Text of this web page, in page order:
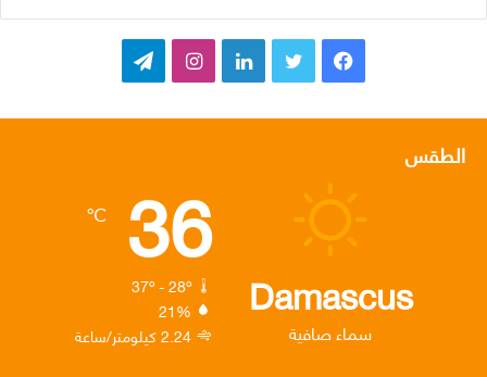
ب
و
ق
ر
ا
ر
ا
الطقس
Damascus
سماء صافية
36
℃
37º - 28º
21%
2.24 كيلومتر/ساعة